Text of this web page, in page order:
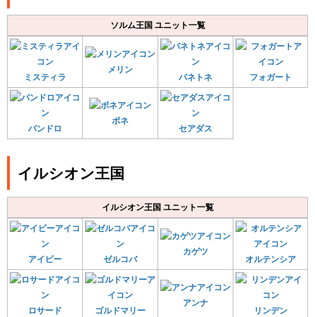
ソルム王国 ユニット一覧
ミスティラ
メリン
パネトネ フォガート
パンドロ
ボネ
セアダス
イルシオン王国
イルシオン王国 ユニット一覧
アイビー ゼルコバ
カゲツ
オルテンシア
ロサード ゴルドマリー
アンナ
リンデン